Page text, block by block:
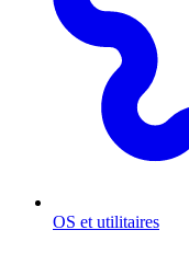
OS et utilitaires